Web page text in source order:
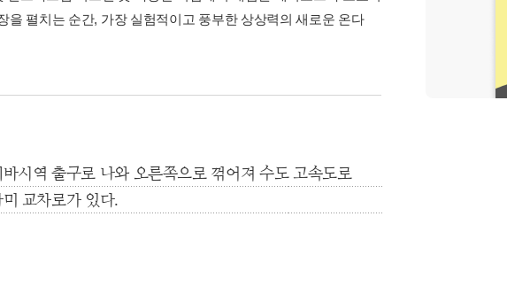
펼치는 순간, 가장 실험적이고 풍부한 상상력의 새로운 온다
시역 출구로 나와 오른쪽으로 꺾어져 수도 고속도로
교차로가 있다.